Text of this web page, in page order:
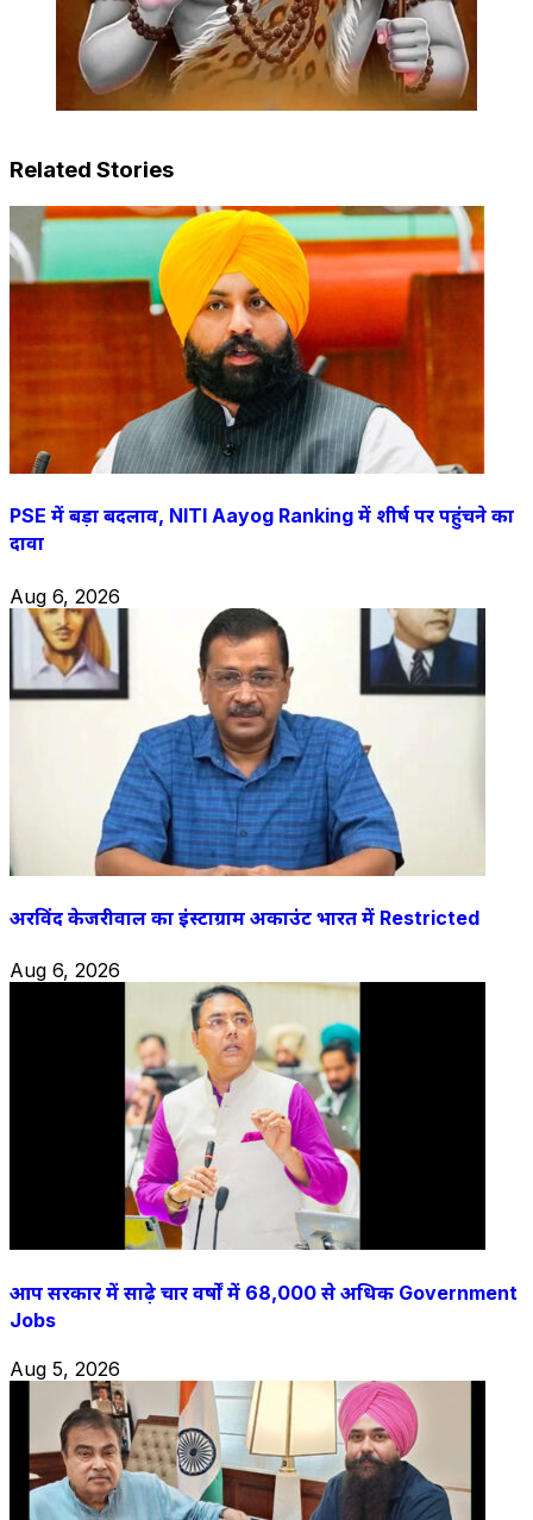
Related Stories
PSE में बड़ा बदलाव, NITI Aayog Ranking में शीर्ष पर पहुंचने का
दावा
Aug 6, 2026
अरविंद केजरीवाल का इंस्टाग्राम अकाउंट भारत में Restricted
Aug 6, 2026
आप सरकार में साढ़े चार वर्षों में 68,000 से अधिक Government
Jobs
Aug 5, 2026